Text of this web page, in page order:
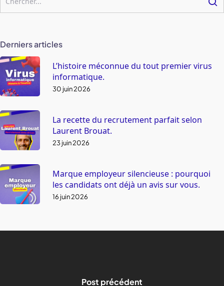
Derniers articles
L’histoire méconnue du tout premier virus
informatique.
30 juin 2026
La recette du recrutement parfait selon
Laurent Brouat.
23 juin 2026
Marque employeur silencieuse : pourquoi
les candidats ont déjà un avis sur vous.
16 juin 2026
Post précédent